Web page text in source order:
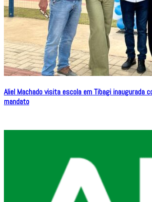
Aliel Machado visita escola em Tibagi inaugurada
mandato